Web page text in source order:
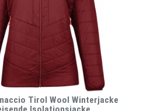
Tirol Wool Winterjacke